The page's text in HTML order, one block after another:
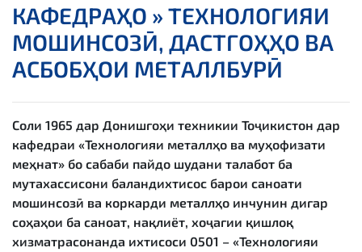
КАФЕДРАҲО » ТЕХНОЛОГИЯИ
МОШИНСОЗӢ, ДАСТГОҲҲО ВА
АСБОБҲОИ МЕТАЛЛБУРӢ
Соли 1965 дар Донишгоҳи техникии Тоҷикистон дар
кафедраи «Технологияи металлҳо ва муҳофизати
меҳнат» бо сабаби пайдо шудани талабот ба
мутахассисони баландихтисос барои саноати
мошинсозӣ ва коркарди металлҳо инчунин дигар
соҳаҳои ба саноат, нақлиёт, хоҷагии қишлоқ
хизматрасонанда ихтисоси 0501 – «Технологияи